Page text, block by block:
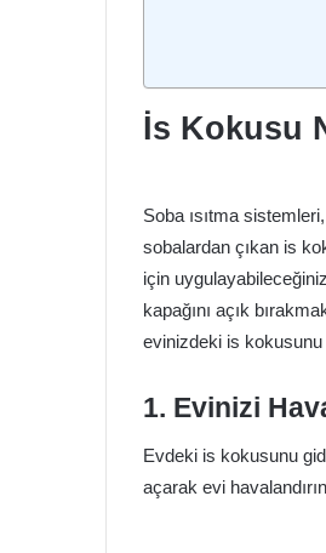
İs Kokusu
Soba ısıtma
sobalardan çıkan is
için
kapağını açık
evinizdeki is kokusunu
1. Evinizi
Evdeki is kokusunu
açarak evi